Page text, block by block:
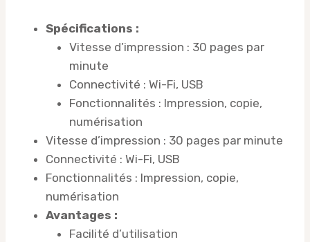
Spécifications :
Vitesse d’impression : 30 pages par
minute
Connectivité : Wi-Fi, USB
Fonctionnalités : Impression, copie,
numérisation
Vitesse d’impression : 30 pages par minute
Connectivité : Wi-Fi, USB
Fonctionnalités : Impression, copie,
numérisation
Avantages :
Facilité d’utilisation